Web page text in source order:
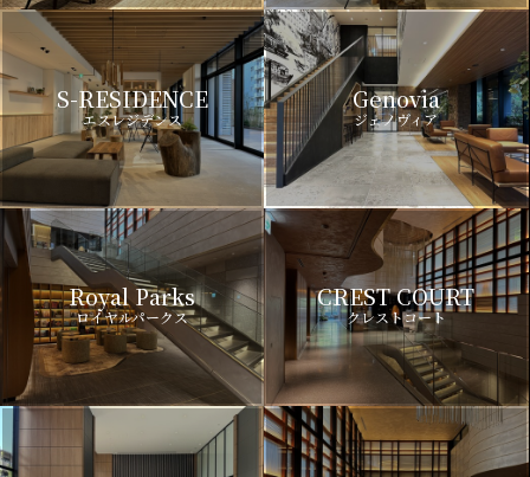
S-RESIDENCE
エスレジデンス
Genovia
ジェノヴィア
Royal Parks
ロイヤルパークス
CREST COURT
クレストコート